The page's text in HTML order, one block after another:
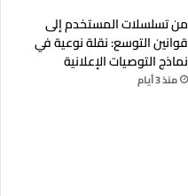
من تسلسلات المستخدم إلى
قوانين التوسع: نقلة نوعية في
نماذج التوصيات الإعلانية
منذ 3 أيام